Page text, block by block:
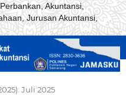
Akuntansi,
Jurusan Akuntansi,
Juli 2025